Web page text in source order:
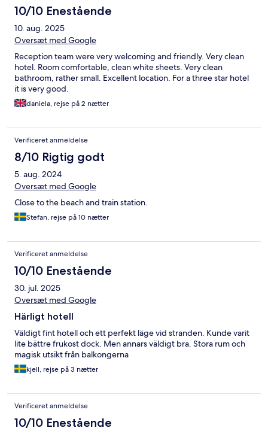
10/10 Enestående
10. aug. 2025
Oversæt med Google
Reception team were very welcoming and friendly. Very clean
hotel. Room comfortable, clean white sheets. Very clean
bathroom, rather small. Excellent location. For a three star hotel
it is very good.
daniela, rejse på 2 nætter
Verificeret anmeldelse
8/10 Rigtig godt
5. aug. 2024
Oversæt med Google
Close to the beach and train station.
Stefan, rejse på 10 nætter
Verificeret anmeldelse
10/10 Enestående
30. jul. 2025
Oversæt med Google
Härligt hotell
Väldigt fint hotell och ett perfekt läge vid stranden. Kunde varit
lite bättre frukost dock. Men annars väldigt bra. Stora rum och
magisk utsikt från balkongerna
kjell, rejse på 3 nætter
Verificeret anmeldelse
10/10 Enestående